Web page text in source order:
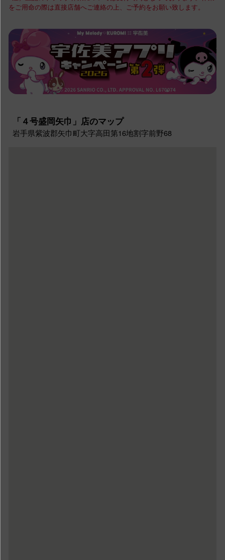
をご用命の際は直接店舗へご連絡の上、ご予約をお願い致します。
「４号盛岡矢巾」店のマップ
岩手県紫波郡矢巾町大字高田第16地割字前野68